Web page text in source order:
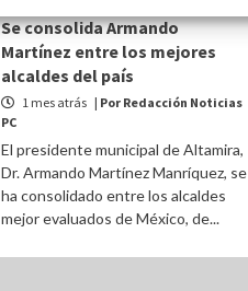
Se consolida Armando
Martínez entre los mejores
alcaldes del país
1 mes atrás | Por Redacción Noticias
PC
El presidente municipal de Altamira,
Dr. Armando Martínez Manríquez, se
ha consolidado entre los alcaldes
mejor evaluados de México, de...